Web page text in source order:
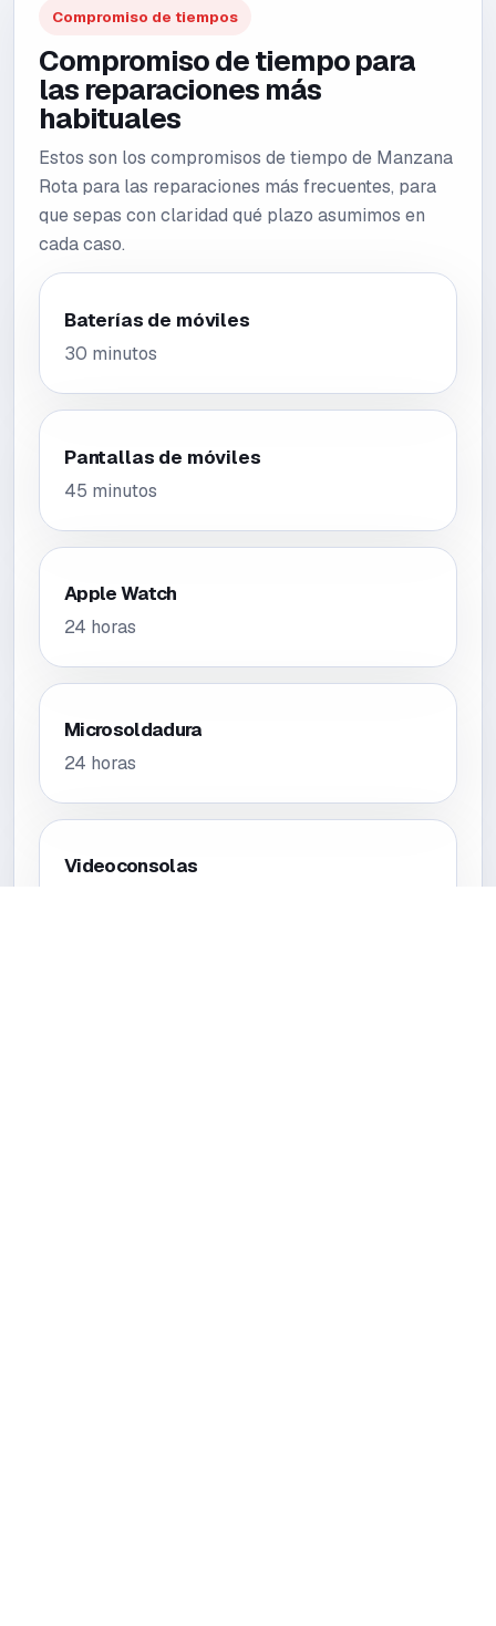
Compromiso de tiempos
Compromiso de tiempo para
las reparaciones más
habituales
Estos son los compromisos de tiempo de Manzana
Rota para las reparaciones más frecuentes, para
que sepas con claridad qué plazo asumimos en
cada caso.
Baterías de móviles
30 minutos
Pantallas de móviles
45 minutos
Apple Watch
24 horas
Microsoldadura
24 horas
Videoconsolas